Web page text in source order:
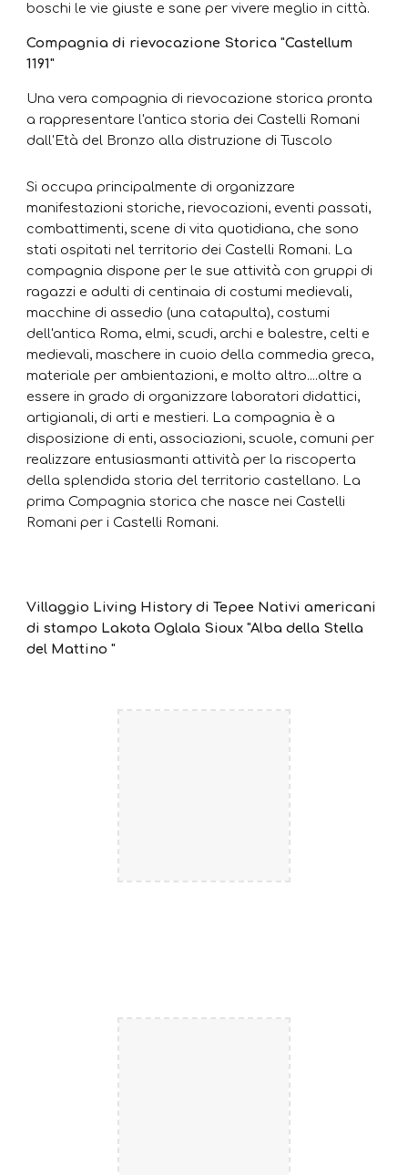
boschi le vie giuste e sane per vivere meglio in città.
Compagnia di rievocazione Storica "Castellum
1191"
Una vera compagnia di rievocazione storica pronta
a rappresentare l'antica storia dei Castelli Romani
dall'Età del Bronzo alla distruzione di Tuscolo
Si occupa principalmente di organizzare
manifestazioni storiche, rievocazioni, eventi passati,
combattimenti, scene di vita quotidiana, che sono
stati ospitati nel territorio dei Castelli Romani. La
compagnia dispone per le sue attività con gruppi di
ragazzi e adulti di centinaia di costumi medievali,
macchine di assedio (una catapulta), costumi
dell'antica Roma, elmi, scudi, archi e balestre, celti e
medievali, maschere in cuoio della commedia greca,
materiale per ambientazioni, e molto altro....oltre a
essere in grado di organizzare laboratori didattici,
artigianali, di arti e mestieri. La compagnia è a
disposizione di enti, associazioni, scuole, comuni per
realizzare entusiasmanti attività per la riscoperta
della splendida storia del territorio castellano. La
prima Compagnia storica che nasce nei Castelli
Romani per i Castelli Romani.
Villaggio Living History di Tepee Nativi americani
di stampo Lakota Oglala Sioux "Alba della Stella
del Mattino "